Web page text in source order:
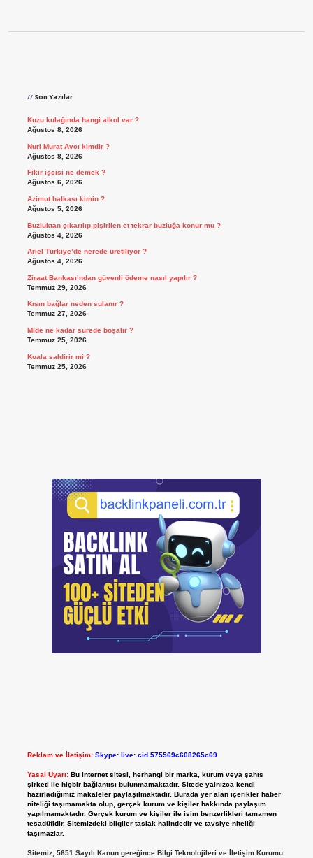
Son Yazılar
Kuzu kulağında hangi alkol var ?
Ağustos 8, 2026
Nuri Murat Avcı kimdir ?
Ağustos 8, 2026
Fikir işcisi ne demek ?
Ağustos 6, 2026
Azimut halkası kimin ?
Ağustos 5, 2026
Buzluktan çıkarılıp pişirilen et tekrar buzluğa konur mu ?
Ağustos 4, 2026
Ariel Türkiye’de nerede üretiliyor ?
Ağustos 4, 2026
Ziraat Bankası’ndan güvenli ödeme nasıl yapılır ?
Temmuz 29, 2026
Kışın bağlar neden sulanır ?
Temmuz 27, 2026
Mide ne kadar sürede boşalır ?
Temmuz 25, 2026
Koala saldirir mi ?
Temmuz 25, 2026
Reklam ve İletişim: Skype: live:.cid.575569c608265c69
Yasal Uyarı: Bu internet sitesi, herhangi bir marka, kurum veya şahıs
şirketi ile hiçbir bağlantısı bulunmamaktadır. Sitede yalnızca kendi
hazırladığımız makaleler paylaşılmaktadır. Burada yer alan içerikler haber
niteliği taşımamakta olup, gerçek kurum ve kişiler hakkında paylaşım
yapılmamaktadır. Gerçek kurum ve kişiler ile isim benzerlikleri tamamen
tesadüfidir. Sitemizdeki bilgiler taslak halindedir ve tavsiye niteliği
taşımazlar.
Sitemiz, 5651 Sayılı Kanun gereğince Bilgi Teknolojileri ve İletişim Kurumu